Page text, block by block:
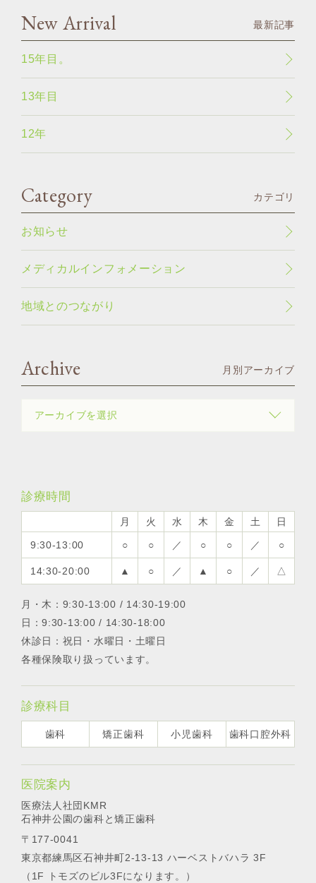
New Arrival 最新記事
15年目。
13年目
12年
Category カテゴリ
お知らせ
メディカルインフォメーション
地域とのつながり
Archive 月別アーカイブ
診療時間
月 火 水 木 金 土 日
9:30-13:00 ○ ○ ／ ○ ○ ／ ○
14:30-20:00 ▲ ○ ／ ▲ ○ ／ △
月・木：9:30-13:00 / 14:30-19:00
日：9:30-13:00 / 14:30-18:00
休診日：祝日・水曜日・土曜日
各種保険取り扱っています。
診療科目
歯科 矯正歯科 小児歯科 歯科口腔外科
医院案内
医療法人社団KMR
石神井公園の歯科と矯正歯科
〒177-0041
東京都練馬区石神井町2-13-13 ハーベストバハラ 3F
（1F トモズのビル3Fになります。）